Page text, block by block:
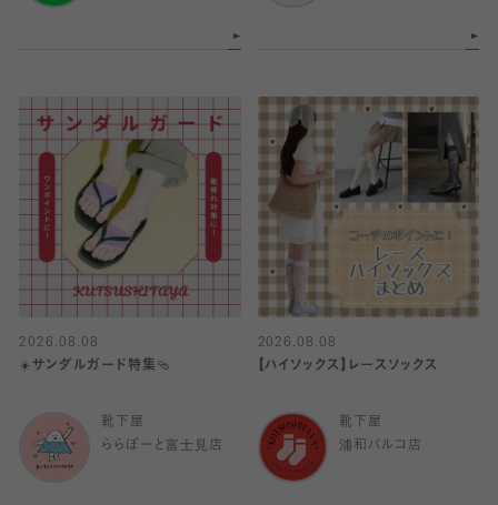
2026.08.08
☀️サンダルガード特集🩴
靴下屋
ららぽーと富士見店
2026.08.08
【ハイソックス】レースソックス
靴下屋
浦和パルコ店